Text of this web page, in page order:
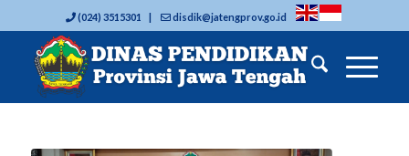
(024) 3515301 | disdik@jatengprov.go.id